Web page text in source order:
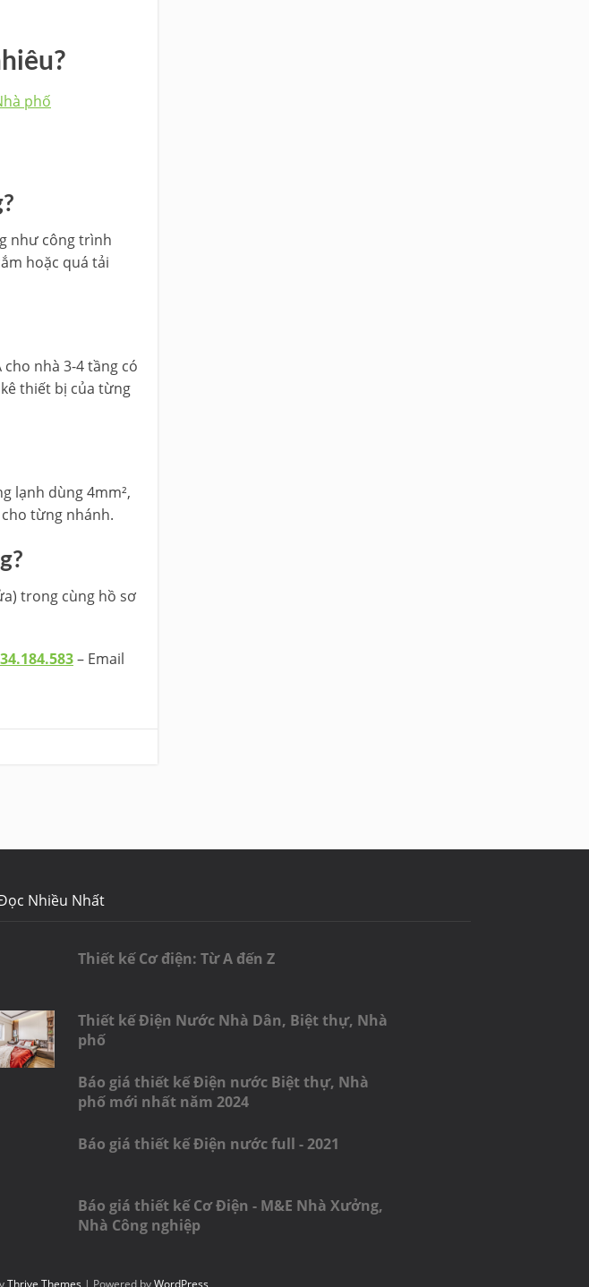
phố
như công trình
hoặc quá tải
nhà 3-4 tầng có
thiết bị của từng
lạnh dùng 4mm²,
từng nhánh.
trong cùng hồ sơ
– Email
Nhiều Nhất
Thiết kế Cơ điện: Từ A đến Z
Thiết kế Điện Nước Nhà Dân, Biệt thự, Nhà
phố
Báo giá thiết kế Điện nước Biệt thự, Nhà
phố mới nhất năm 2024
Báo giá thiết kế Điện nước full - 2021
Báo giá thiết kế Cơ Điện - M&E Nhà Xưởng,
Nhà Công nghiệp